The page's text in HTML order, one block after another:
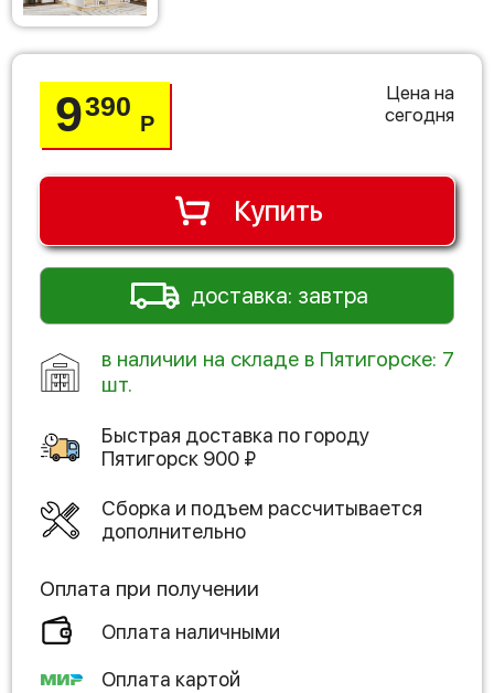
9390
Р
Цена на
сегодня
Купить
доставка: завтра
в наличии на складе в Пятигорске: 7
шт.
Быстрая доставка по городу
Пятигорск 900 ₽
Сборка и подъем рассчитывается
дополнительно
Оплата при получении
Оплата наличными
Оплата картой